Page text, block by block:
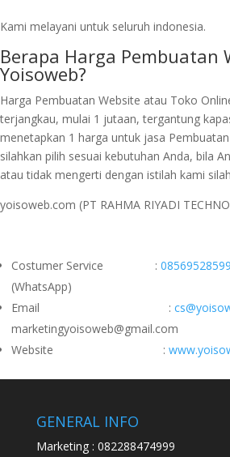
Kami melayani untuk seluruh indonesia.
Berapa Harga Pembuatan
Yoisoweb?
Harga Pembuatan Website atau Toko
terjangkau, mulai 1 jutaan, tergantung
menetapkan 1 harga untuk jasa
silahkan pilih sesuai kebutuhan Anda, bila
atau tidak mengerti dengan istilah kami
yoisoweb.com (PT RAHMA RIYADI
Costumer Service :
(WhatsApp)
Email :
marketingyoisoweb@gmail.com
Website :
GENERAL INFO
Marketing : 082288474999